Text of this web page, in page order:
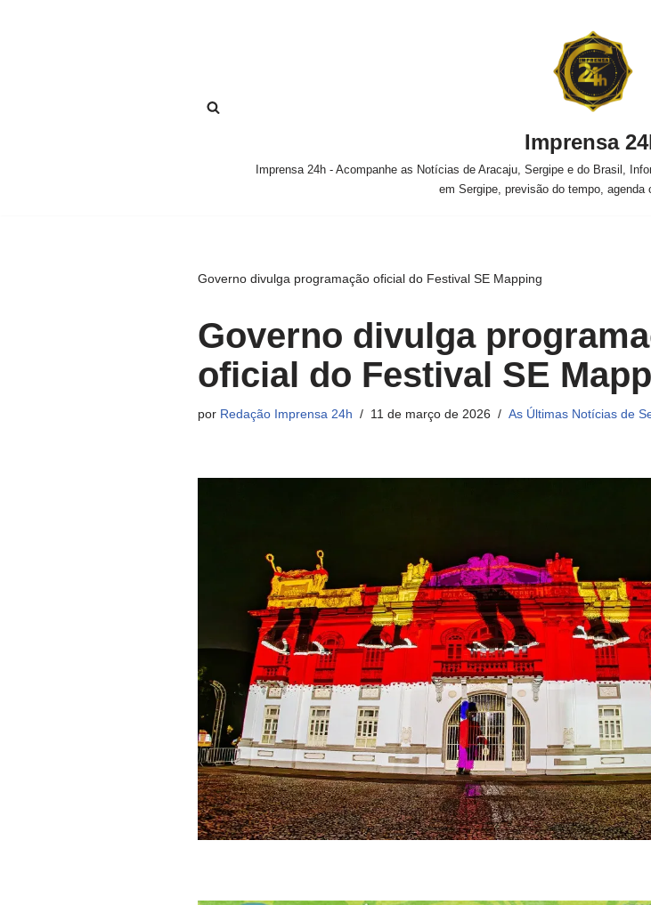
Imprensa
Imprensa 24h - Acompanhe as Notícias de Aracaju, Sergipe e do Brasil,
em Sergipe, previsão do tempo, agenda
Governo divulga programação oficial do Festival SE Mapping
Governo divulga
oficial do Festival SE
por Redação Imprensa 24h 11 de março de 2026 As Últimas Notícias de